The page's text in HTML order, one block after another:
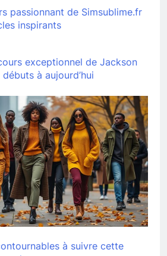
passionnant de Simsublime.fr
inspirants
exceptionnel de Jackson
à aujourd’hui
à suivre cette